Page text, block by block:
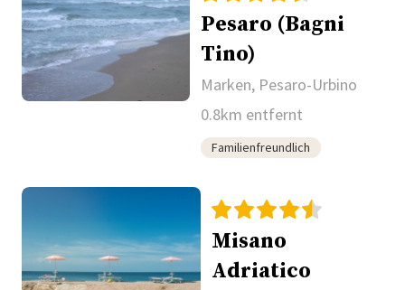
Pesaro (Bagni
Tino)
Marken, Pesaro-Urbino
0.8km entfernt
Familienfreundlich
Misano
Adriatico